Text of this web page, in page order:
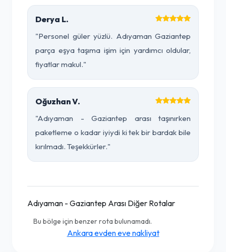
Derya L.
"Personel güler yüzlü. Adıyaman Gaziantep
parça eşya taşıma işim için yardımcı oldular,
fiyatlar makul."
Oğuzhan V.
"Adıyaman - Gaziantep arası taşınırken
paketleme o kadar iyiydi ki tek bir bardak bile
kırılmadı. Teşekkürler."
Adıyaman - Gaziantep Arası Diğer Rotalar
Bu bölge için benzer rota bulunamadı.
Ankara evden eve nakliyat